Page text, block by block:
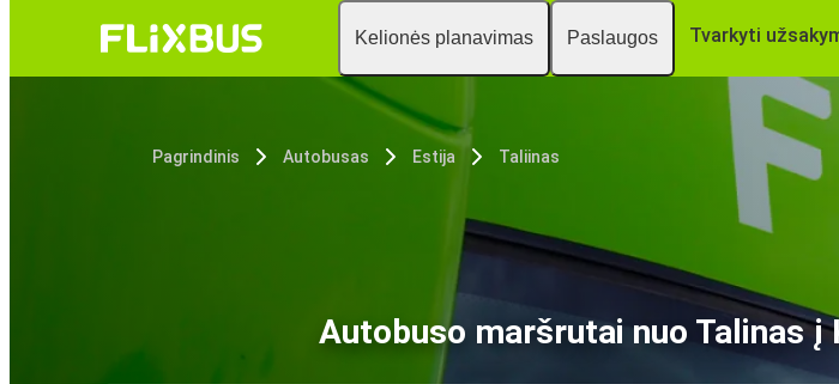
Kelionės planavimas Paslaugos Tvarkyti
Pagrindinis Autobusas Estija Taliinas
Autobuso maršrutai nuo Talinas į